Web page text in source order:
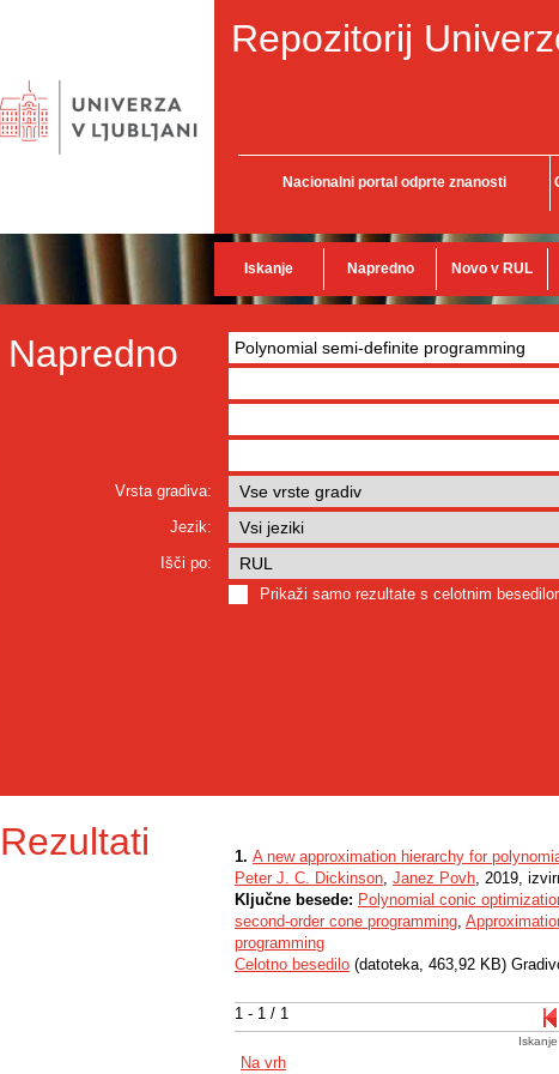
Repozitorij
Nacionalni portal odprte znanosti
Iskanje Napredno Novo v RUL
Napredno
Vrsta gradiva:
Jezik:
Išči po:
Prikaži samo rezultate s celotnim
Rezultati
1 - 1 / 1
1. A new approximation hierarchy for
Peter J. C. Dickinson, Janez Povh, 2019,
Ključne besede: Polynomial conic
second-order cone programming,
programming
Celotno besedilo (datoteka, 463,92 KB)
Na vrh